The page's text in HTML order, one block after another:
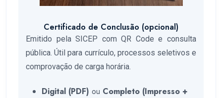
Certificado de Conclusão (opcional)
Emitido pela SICEP com QR Code e consulta
pública. Útil para currículo, processos seletivos e
comprovação de carga horária.
Digital (PDF) ou Completo (Impresso +